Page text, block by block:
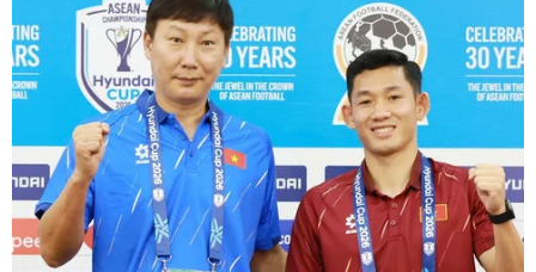
Pakistan bắt cựu Thủ tướng Imran Khan
do liên quan đến tham nhũng